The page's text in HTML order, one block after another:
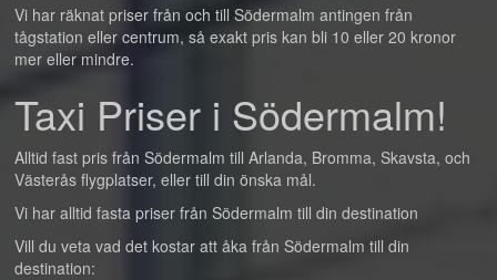
Vi har räknat priser från och till Södermalm antingen från
tågstation eller centrum, så exakt pris kan bli 10 eller 20 kronor
mer eller mindre.
Taxi Priser i Södermalm!
Alltid fast pris från Södermalm till Arlanda, Bromma, Skavsta, och
Västerås flygplatser, eller till din önska mål.
Vi har alltid fasta priser från Södermalm till din destination
Vill du veta vad det kostar att åka från Södermalm till din
destination: